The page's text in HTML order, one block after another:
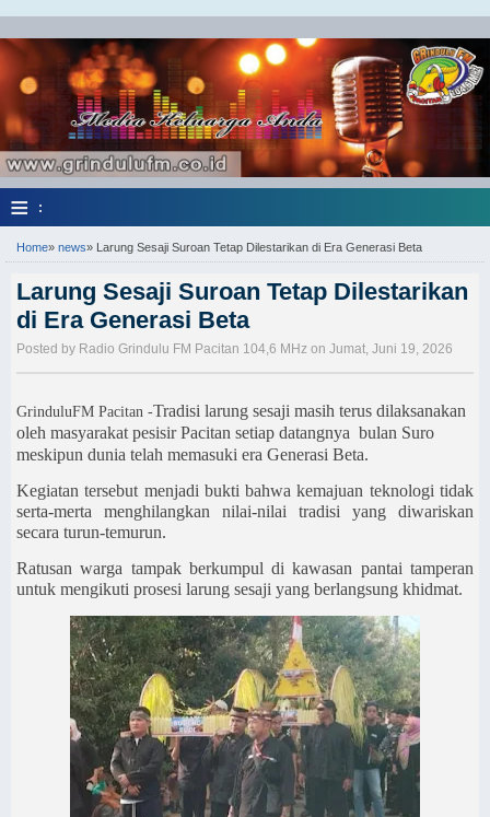
≡ :
Home» news» Larung Sesaji Suroan Tetap Dilestarikan di Era Generasi Beta
Larung Sesaji Suroan Tetap Dilestarikan
di Era Generasi Beta
Posted by Radio Grindulu FM Pacitan 104,6 MHz on Jumat, Juni 19, 2026
GrinduluFM Pacitan -Tradisi larung sesaji masih terus dilaksanakan
oleh masyarakat pesisir Pacitan setiap datangnya bulan Suro
meskipun dunia telah memasuki era Generasi Beta.
Kegiatan tersebut menjadi bukti bahwa kemajuan teknologi tidak
serta-merta menghilangkan nilai-nilai tradisi yang diwariskan
secara turun-temurun.
Ratusan warga tampak berkumpul di kawasan pantai tamperan
untuk mengikuti prosesi larung sesaji yang berlangsung khidmat.